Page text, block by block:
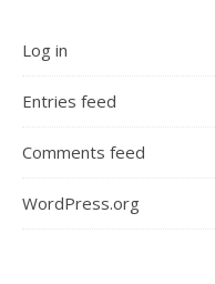
Log in
Entries feed
Comments feed
WordPress.org